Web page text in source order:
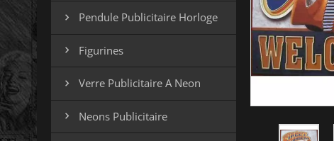
 Pendule Publicitaire Horloge
 Figurines
 Verre Publicitaire A Neon
 Neons Publicitaire